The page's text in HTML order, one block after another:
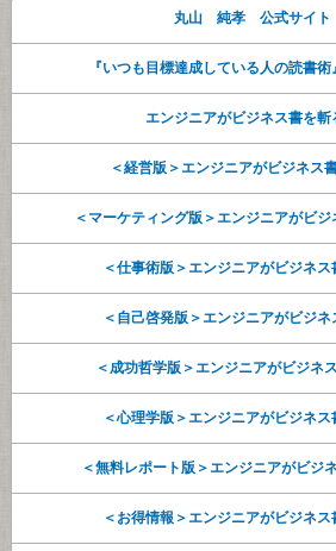
丸山 純孝 公式サイト
『いつも目標達成している人の読書
エンジニアがビジネス書を斬
＜経営版＞エンジニアがビジネス
＜マーケティング版＞エンジニアがビジ
＜仕事術版＞エンジニアがビジネス
＜自己啓発版＞エンジニアがビジネ
＜成功哲学版＞エンジニアがビジネ
＜心理学版＞エンジニアがビジネス
＜無料レポート版＞エンジニアがビジ
＜お得情報＞エンジニアがビジネス